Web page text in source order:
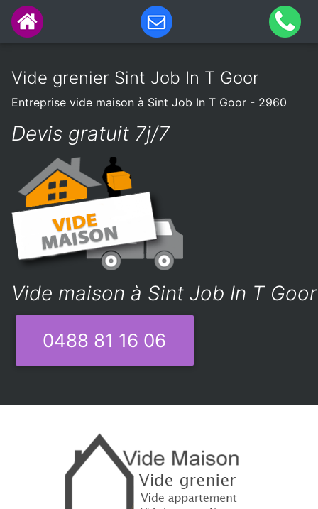
Vide grenier Sint Job In T Goor
Entreprise vide maison à Sint Job In T Goor - 2960
Devis gratuit 7j/7
Vide maison à Sint Job In T Goor
0488 81 16 06